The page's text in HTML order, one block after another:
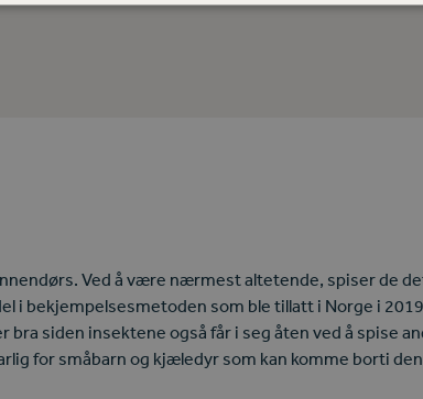
Ved å være nærmest altetende, spiser de
i bekjempelsesmetoden som ble tillatt i Norge i
siden insektene også får i seg åten ved å spise
for småbarn og kjæledyr som kan komme borti